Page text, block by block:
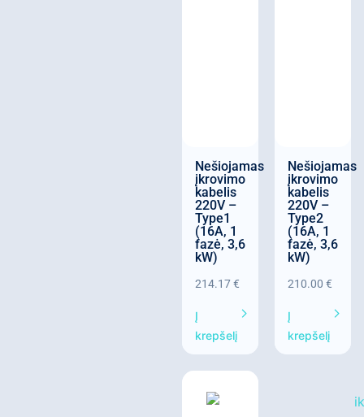
Nešiojamas
įkrovimo
kabelis
220V –
Type1
(16A, 1
fazė, 3,6
kW)
214.17€
Į
krepšelį
Nešiojamas
įkrovimo
kabelis
220V –
Type2
(16A, 1
fazė, 3,6
kW)
210.00 €
Į
krepšelį